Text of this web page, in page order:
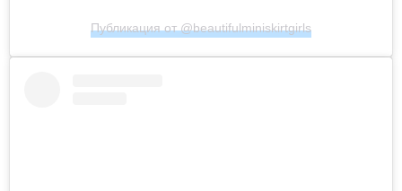
Публикация от @beautifulminiskirtgirls